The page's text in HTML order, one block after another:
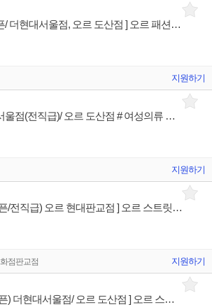
[ ORR(오르) ] [ 신규오픈/ 더현대서울점, 오르 도산점 ] 오르 패션스트릿 매장 상품유지 판매전문직원
지원하기
# ORR. 오르 # 더현대서울점(전직급)/ 오르 도산점 # 여성의류 브랜드 Advisior
지원하기
[ ORR(오르) ] [ (신규오픈/전직급) 오르 현대판교점 ] 오르 스트릿 패션 패션어드바이저 판매사원
점판교점 지원하기
[ ORR(오르) ] [ (신규오픈) 더현대서울점/ 오르 도산점 ] 오르 스트릿 패션 패션어드바이저 판매사원